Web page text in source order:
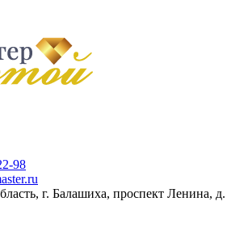
98
г. Балашиха, проспект Ленина, д.